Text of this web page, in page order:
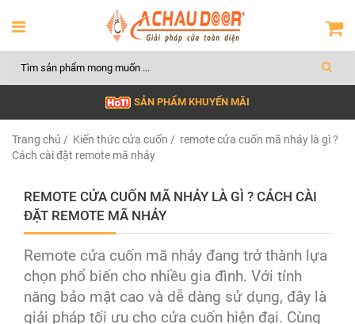
SẢN PHẨM KHUYẾN MÃI
Trang chủ / Kiến thức cửa cuốn / remote cửa cuốn mã nhảy là gì ?
Cách cài đặt remote mã nhảy
REMOTE CỬA CUỐN MÃ NHẢY LÀ GÌ ? CÁCH CÀI
ĐẶT REMOTE MÃ NHẢY
Remote cửa cuốn mã nhảy đang trở thành lựa
chọn phổ biến cho nhiều gia đình. Với tính
năng bảo mật cao và dễ dàng sử dụng, đây là
giải pháp tối ưu cho cửa cuốn hiện đại. Cùng